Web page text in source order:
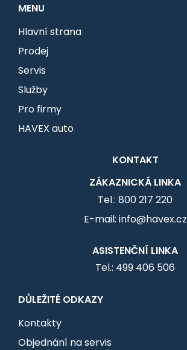
MENU
Hlavní strana
Prodej
Servis
Služby
Pro firmy
HAVEX auto
KONTAKT
ZÁKAZNICKÁ LINKA
Tel.: 800 217 220
E-mail: info@havex.cz
ASISTENČNÍ LINKA
Tel.: 499 406 506
DŮLEŽITÉ ODKAZY
Kontakty
Objednání na servis